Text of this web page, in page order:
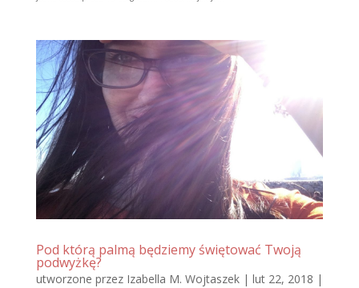
Pod którą palmą będziemy świętować Twoją
podwyżkę?
utworzone przez Izabella M. Wojtaszek| lut 22, 2018 |